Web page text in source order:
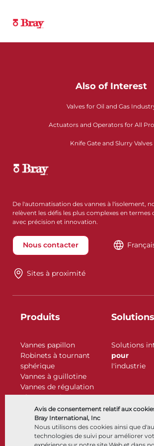
Avis de consentement relatif aux
Bray International, Inc
Nous utilisons des cookies ainsi que
technologies de suivi pour améliorer
Also of Interest
Valves for Oil and Gas
Actuators and Operators for All
Knife Gate and Slurry Valves
De l'automatisation des vannes à l'isolement,
relèvent les défis les plus complexes en termes
avec précision et innovation.
Nous contacter
Sites à proximité
Produits
Vannes papillon
Robinets à tournant
sphérique
Vannes à guillotine
Vannes de régulation
Clapets antiretour
Actionneurs
Accessoires de contrôle
Cryogénique
Solutions
Solutions
pour
l'industrie
Entreprise